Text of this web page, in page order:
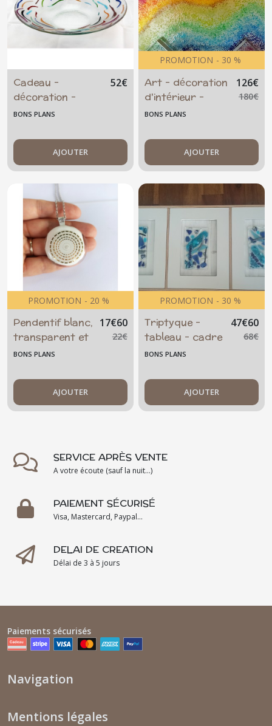
Cadeau -
décoration -
intérieur - couple
plat rond - plat à
fruits - centre de
table - multicolore
52€
BONS PLANS
AJOUTER
PROMOTION - 30 %
Art - décoration
d'intérieur -
"Vagues de
126€
180€
BONS PLANS
AJOUTER
PROMOTION - 20 %
Pendentif blanc,
transparent et
doré - verre
fusing - acier
inoxydable
17€60
22€
BONS PLANS
AJOUTER
PROMOTION - 30 %
Triptyque -
tableau - cadre
- esprit marin -
- océan -
original - pièce
unique
47€60
68€
BONS PLANS
AJOUTER
SERVICE APRÈS VENTE
A votre écoute (sauf la nuit...)
PAIEMENT SÉCURISÉ
Visa, Mastercard, Paypal...
DELAI DE CREATION
Délai de 3 à 5 jours
Paiements sécurisés
Navigation
Mentions légales